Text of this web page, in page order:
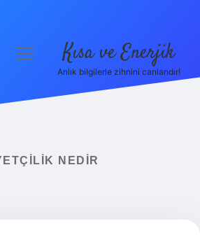
menüyü
Kısa ve Enerjik
Anlık bilgilerle zihnini canlandır!
NEDIR